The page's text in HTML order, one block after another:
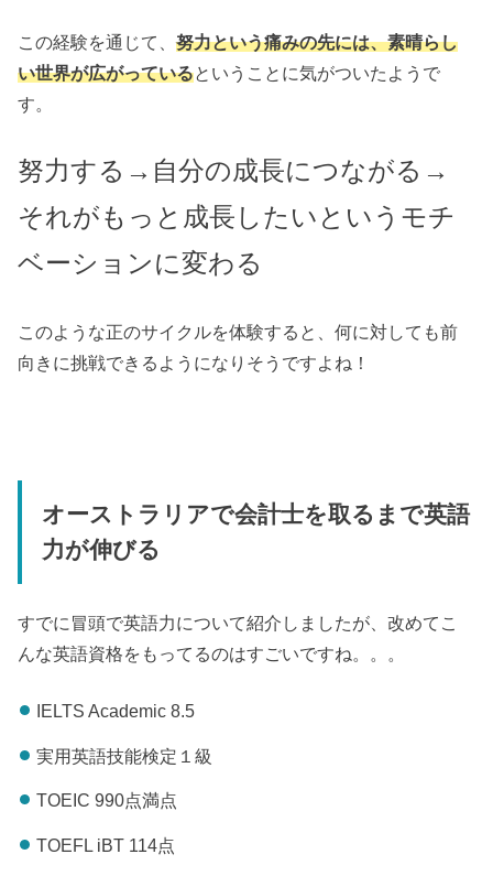
この経験を通じて、努力という痛みの先には、素晴らし
い世界が広がっているということに気がついたようで
す。
努力する→自分の成長につながる→
それがもっと成長したいというモチ
ベーションに変わる
このような正のサイクルを体験すると、何に対しても前
向きに挑戦できるようになりそうですよね！
オーストラリアで会計士を取るまで英語
力が伸びる
すでに冒頭で英語力について紹介しましたが、改めてこ
んな英語資格をもってるのはすごいですね。。。
IELTS Academic 8.5
実用英語技能検定１級
TOEIC 990点満点
TOEFL iBT 114点